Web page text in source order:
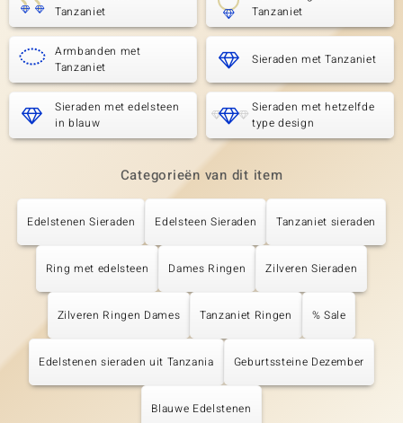
Tanzaniet
Tanzaniet
Armbanden met
Tanzaniet
Sieraden met Tanzaniet
Sieraden met edelsteen
in blauw
Sieraden met hetzelfde
type design
Categorieën van dit item
Edelstenen Sieraden Edelsteen Sieraden Tanzaniet sieraden
Ring met edelsteen Dames Ringen Zilveren Sieraden
Zilveren Ringen Dames Tanzaniet Ringen % Sale
Edelstenen sieraden uit Tanzania Geburtssteine Dezember
Blauwe Edelstenen